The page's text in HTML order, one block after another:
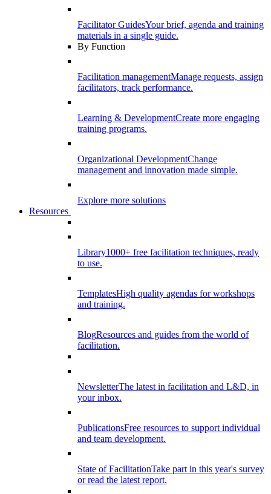
Facilitator GuidesYour brief, agenda and training
materials in a single guide.
By Function
Facilitation managementManage requests, assign
facilitators, track performance.
Learning & DevelopmentCreate more engaging
training programs.
Organizational DevelopmentChange
management and innovation made simple.
Explore more solutions
Resources
Library1000+ free facilitation techniques, ready
to use.
TemplatesHigh quality agendas for workshops
and training.
BlogResources and guides from the world of
facilitation.
NewsletterThe latest in facilitation and L&D, in
your inbox.
PublicationsFree resources to support individual
and team development.
State of FacilitationTake part in this year's survey
or read the latest report.